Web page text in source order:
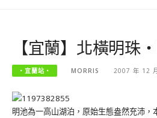
【宜蘭】北橫明珠
‧宜蘭站‧ MORRIS 2007 年 12
明池為一高山湖泊，原始生態盎然充沛